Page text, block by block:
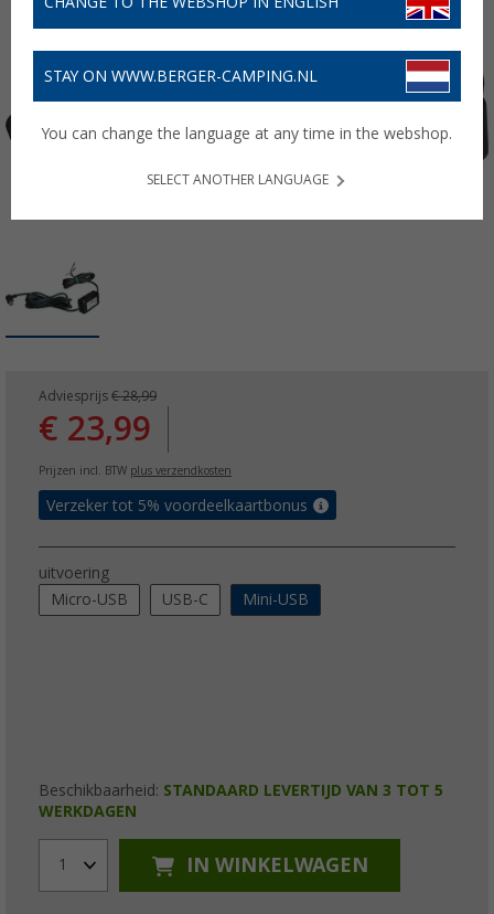
Adviesprijs € 28,99
€ 23,99
Prijzen incl. BTW plus verzendkosten
Verzeker tot 5% voordeelkaartbonus
uitvoering
Micro-USB
USB-C Mini-USB
Beschikbaarheid: STANDAARD LEVERTIJD VAN 3 TOT 5
WERKDAGEN
1 IN WINKELWAGEN
STAY ON WWW.BERGER-CAMPING.NL
You can change the language at any time in the webshop.
SELECT ANOTHER LANGUAGE